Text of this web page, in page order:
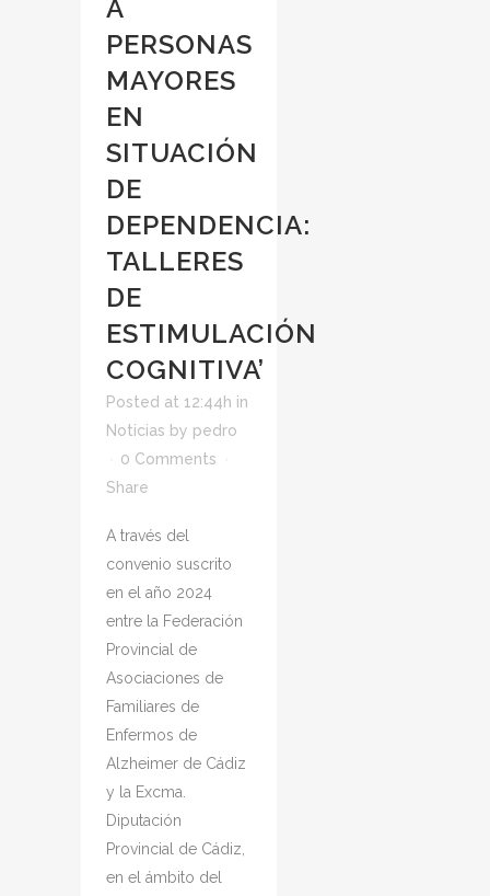
A
PERSONAS
MAYORES
EN
SITUACIÓN
DE
DEPENDENCIA:
TALLERES
DE
ESTIMULACIÓN
COGNITIVA’
Posted at 12:44h in
Noticias by pedro
0 Comments
Share
A través del
convenio suscrito
en el año 2024
entre la Federación
Provincial de
Asociaciones de
Familiares de
Enfermos de
Alzheimer de Cádiz
y la Excma.
Diputación
Provincial de Cádiz,
en el ámbito del